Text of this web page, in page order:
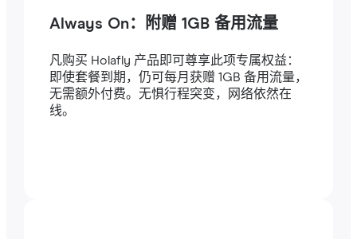
Always On：附赠 1GB 备用流量
凡购买 Holafly 产品即可尊享此项专属权益：
即使套餐到期，仍可每月获赠 1GB 备用流量，
无需额外付费。无惧行程突变，网络依然在
线。